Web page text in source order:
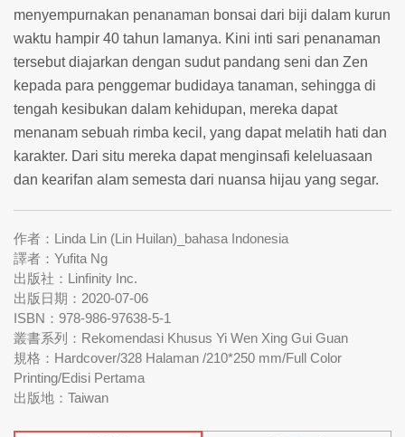
menyempurnakan penanaman bonsai dari biji dalam kurun
waktu hampir 40 tahun lamanya. Kini inti sari penanaman
tersebut diajarkan dengan sudut pandang seni dan Zen
kepada para penggemar budidaya tanaman, sehingga di
tengah kesibukan dalam kehidupan, mereka dapat
menanam sebuah rimba kecil, yang dapat melatih hati dan
karakter. Dari situ mereka dapat menginsafi keleluasaan
dan kearifan alam semesta dari nuansa hijau yang segar.
作者：Linda Lin (Lin Huilan)_bahasa Indonesia
譯者：Yufita Ng
出版社：Linfinity Inc.
出版日期：2020-07-06
ISBN：978-986-97638-5-1
叢書系列：Rekomendasi Khusus Yi Wen Xing Gui Guan
規格：Hardcover/328 Halaman /210*250 mm/Full Color
Printing/Edisi Pertama
出版地：Taiwan